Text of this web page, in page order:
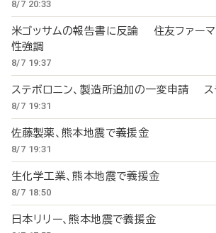
8/7 20:33
米ゴッサムの報告書に反論 住友ファーマ
性強調
8/7 19:37
ステボロニン、製造所追加の一変申請 ス
8/7 19:31
佐藤製薬、熊本地震で義援金
8/7 19:31
生化学工業、熊本地震で義援金
8/7 18:50
日本リリー、熊本地震で義援金